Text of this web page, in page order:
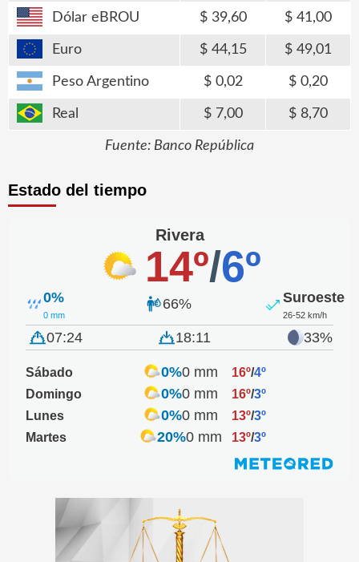
Dólar eBROU 39,60 41,00
Euro 44,15 49,01
Peso Argentino 0,02 0,20
Real 7,00 8,70
Fuente: Banco República
Estado del tiempo
Rivera
14º/6º
0%
0 mm
66% Suroeste
26-52 km/h
07:24 18:11 33%
Sábado 0%0 mm 16º/4º
Domingo
0%0 mm 16º/3º
Lunes
0%0 mm 13º/3º
Martes
20%0 mm 13º/3º